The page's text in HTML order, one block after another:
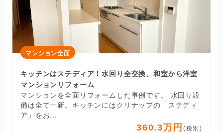
マンション全面
キッチンはステディア！水回り全交換、和室から洋室
マンションリフォーム
マンションを全面リフォームした事例です。 水回り設
備は全て一新。キッチンにはクリナップの「ステディ
ア」をお...
360.3万円 (税別)